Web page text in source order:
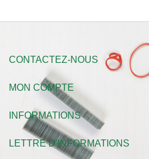
CONTACTEZ-NOUS
MON COMPTE
INFORMATIONS
LETTRE D'INFORMATIONS